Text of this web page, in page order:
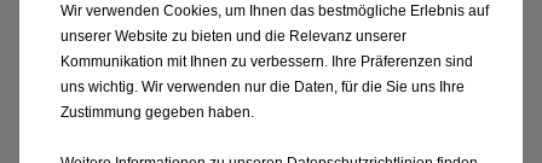
Wir verwenden Cookies, um Ihnen das bestmögliche Erlebnis auf
unserer Website zu bieten und die Relevanz unserer
Kommunikation mit Ihnen zu verbessern. Ihre Präferenzen sind
uns wichtig. Wir verwenden nur die Daten, für die Sie uns Ihre
Zustimmung gegeben haben.